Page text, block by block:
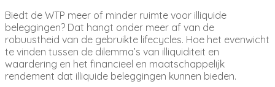
Biedt de WTP meer of minder ruimte voor illiquide
beleggingen? Dat hangt onder meer af van de
robuustheid van de gebruikte lifecycles. Hoe het evenwicht
te vinden tussen de dilemma’s van illiquiditeit en
waardering en het financieel en maatschappelijk
rendement dat illiquide beleggingen kunnen bieden.